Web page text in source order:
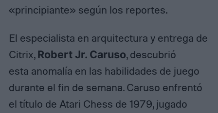
«principiante» según los reportes.
El especialista en arquitectura y entrega de
Citrix,Robert Jr. Caruso, descubrió
esta anomalía en las habilidades de juego
durante el fin de semana. Caruso enfrentó
el título de Atari Chess de 1979, jugado